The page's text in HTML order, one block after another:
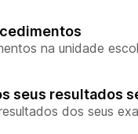
na unidade
seus resultados
dos seus